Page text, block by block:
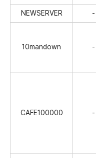
NEWSERVER -
10mandown -
CAFE100000 -